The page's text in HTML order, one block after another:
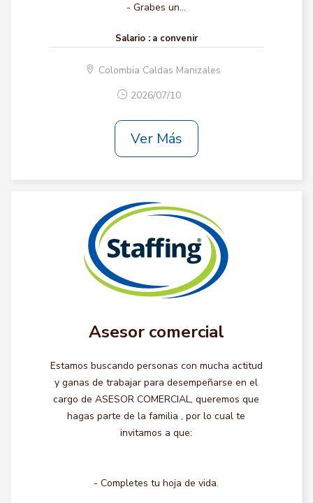
- Grabes un...
Salario : a convenir
Colombia Caldas Manizales
2026/07/10
Ver Más
Asesor comercial
Estamos buscando personas con mucha actitud
y ganas de trabajar para desempeñarse en el
cargo de ASESOR COMERCIAL, queremos que
hagas parte de la familia , por lo cual te
invitamos a que:
- Completes tu hoja de vida.